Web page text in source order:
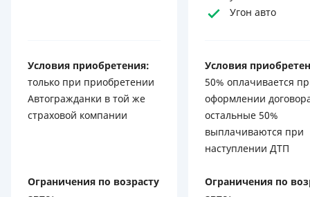
Угон авто
Условия приобретения:
только при приобретении
Автогражданки в той же
страховой компании
Условия
50% оплачивается
оформлении
остальные 50%
выплачиваются при
наступлении ДТП
Ограничения по возрасту
Ограничения по